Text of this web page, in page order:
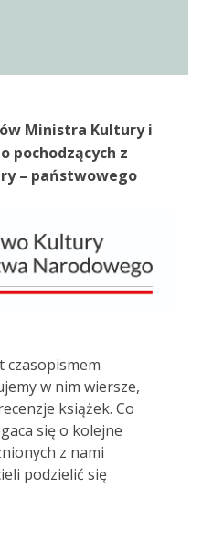
Ministra Kultury i
pochodzących z
– państwowego
czasopismem
w nim wiersze,
książek. Co
się o kolejne
z nami
podzielić się